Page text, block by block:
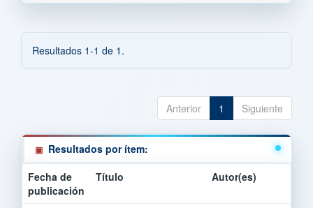
Resultados 1-1 de 1.
Anterior 1 Siguiente
Resultados por ítem:
Fecha de
publicación
Título Autor(es)